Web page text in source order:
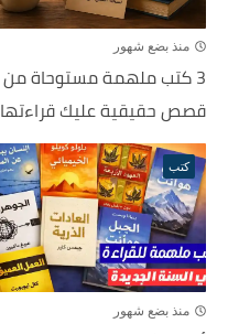
منذ بضع شهور
3 كتب ملهمة مستوحاة من
قصص حقيقية عليك قراءتها
كتب
منذ بضع شهور